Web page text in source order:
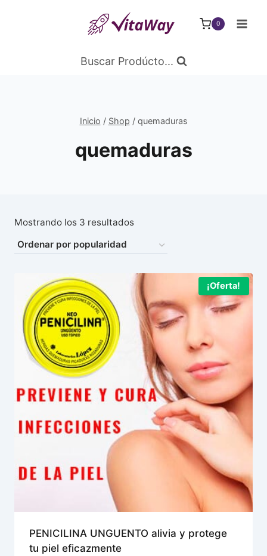
0
Buscar Prodúcto...
Inicio / Shop / quemaduras
quemaduras
Mostrando los 3 resultadosOrdenado
popularidad
¡Oferta!
PENICILINA UNGUENTO alivia y protege
tu piel eficazmente